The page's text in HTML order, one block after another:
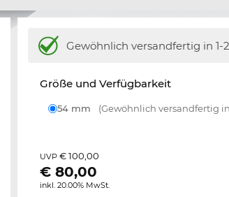
Gewöhnlich versandfertig in 1-
Größe und Verfügbarkeit
54 mm (Gewöhnlich versandfertig
UVP€ 100,00
€80,00
inkl. 20.00% MwSt.